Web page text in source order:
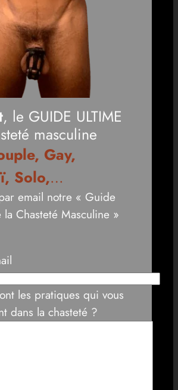
, le GUIDE ULTIME
masculine
Gay,
Solo,…
email notre « Guide
Chasteté Masculine »
les pratiques qui vous
dans la chasteté ?